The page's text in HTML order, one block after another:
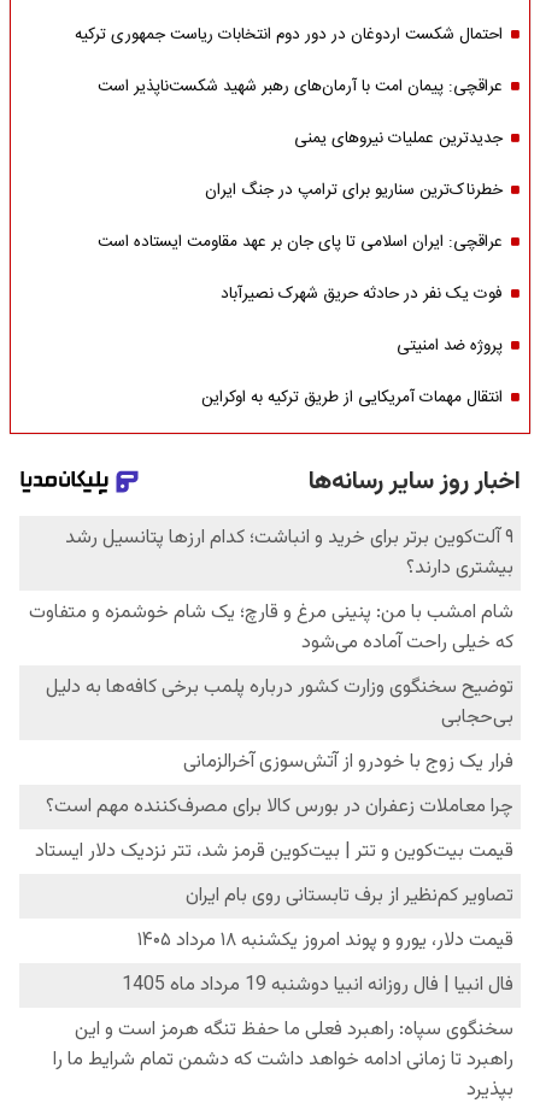
احتمال شکست اردوغان در دور دوم انتخابات ریاست جمهوری ترکیه
عراقچی: پیمان امت با آرمان‌های رهبر شهید شکست‌ناپذیر است
جدیدترین عملیات نیروهای یمنی
خطرناک‌ترین سناریو برای ترامپ در جنگ ایران
عراقچی: ایران اسلامی تا پای جان بر عهد مقاومت ایستاده است
فوت یک نفر در حادثه حریق شهرک نصیرآباد
پروژه ضد امنیتی
انتقال مهمات آمریکایی از طریق ترکیه به اوکراین